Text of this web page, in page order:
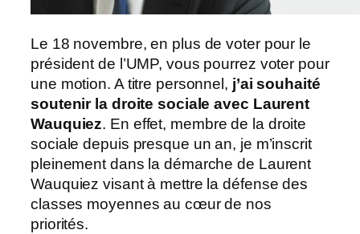
Le 18 novembre, en plus de voter pour le
président de l’UMP, vous pourrez voter pour
une motion. A titre personnel, j’ai souhaité
soutenir la droite sociale avec Laurent
Wauquiez. En effet, membre de la droite
sociale depuis presque un an, je m’inscrit
pleinement dans la démarche de Laurent
Wauquiez visant à mettre la défense des
classes moyennes au cœur de nos
priorités.